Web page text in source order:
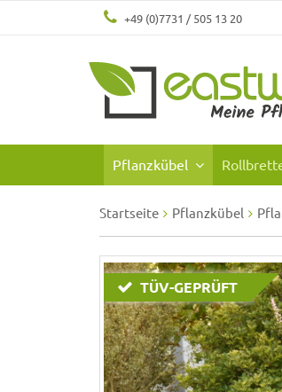
+49 (0)7731 / 505 13 20
Pflanzkübel
Startseite Pflanzkübel
TÜV-GEPRÜFT